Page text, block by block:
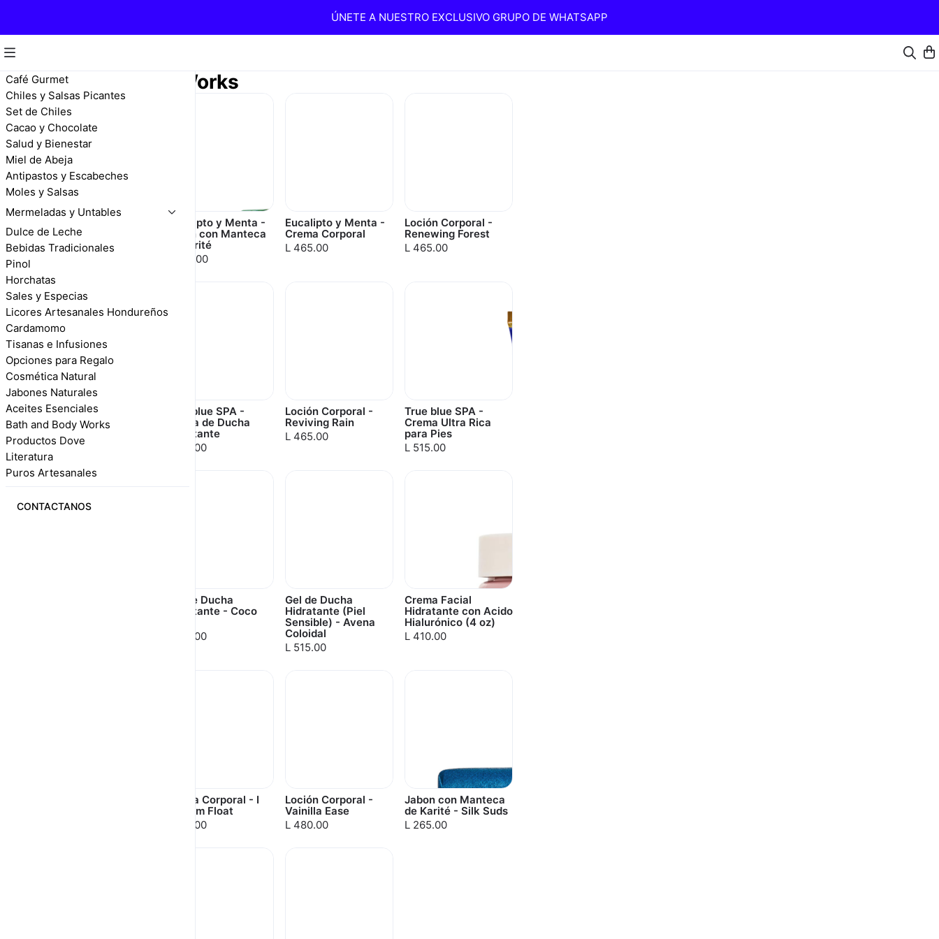
ÚNETE A NUESTRO EXCLUSIVO GRUPO DE WHATSAPP
Café Gurmet
Chiles y Salsas Picantes
Set de Chiles
Cacao y Chocolate
Salud y Bienestar
Miel de Abeja
Antipastos y Escabeches
Moles y Salsas
Mermeladas y Untables
Dulce de Leche
Bebidas Tradicionales
Pinol
Horchatas
Sales y Especias
Licores Artesanales Hondureños
Cardamomo
Tisanas e Infusiones
Opciones para Regalo
Cosmética Natural
Jabones Naturales
Aceites Esenciales
Bath and Body Works
Productos Dove
Literatura
Puros Artesanales
CONTACTANOS
Bath and Body Works
Lavanda y Vainilla -
Crema Corporal
L 465.00
Eucalipto y Menta -
Jabon con Manteca
de Karité
L 265.00
Eucalipto y Menta -
Crema Corporal
L 465.00
Loción Corporal -
Renewing Forest
L 465.00
Crema Corporal -
Reviving Rain
L 495.00
True blue SPA -
Crema de Ducha
Hidratante
L 515.00
Loción Corporal -
Reviving Rain
L 465.00
True blue SPA -
Crema Ultra Rica
para Pies
L 515.00
Gel de Ducha
Hidratante - Coco
L 515.00
Gel de Ducha
Hidratante (Piel
Sensible) - Avena
Coloidal
L 515.00
Crema Facial
Hidratante con Acido
Hialurónico (4 oz)
L 410.00
Crema Corporal - I
Scream Float
L 515.00
Loción Corporal -
Vainilla Ease
L 480.00
Jabon con Manteca
de Karité - Silk Suds
L 265.00